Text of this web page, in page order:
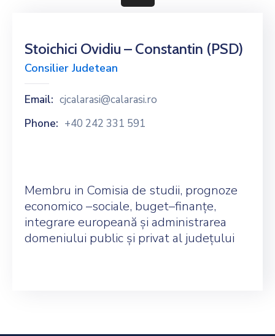
CONTACT
INTEGRITATE
INSTITUȚIONALĂ
Stoichici Ovidiu – Constantin (PSD)
Consilier Judetean
Email: cjcalarasi@calarasi.ro
Phone: +40 242 331 591
Membru in Comisia de studii, prognoze
economico –sociale, buget–finanțe,
integrare europeană și administrarea
domeniului public și privat al județului